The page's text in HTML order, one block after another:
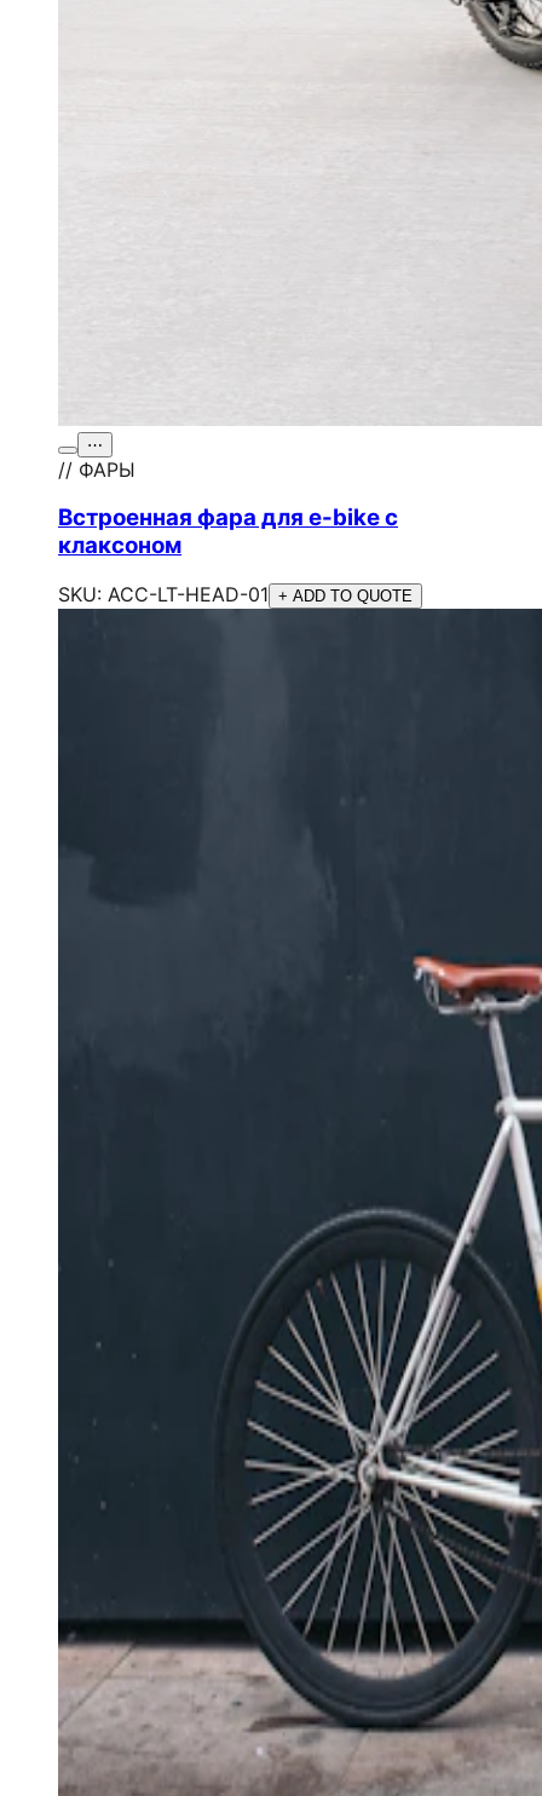
⋯
// ФАРЫ
Встроенная фара для e-bike с
клаксоном
SKU: ACC-LT-HEAD-01 + ADD TO QUOTE